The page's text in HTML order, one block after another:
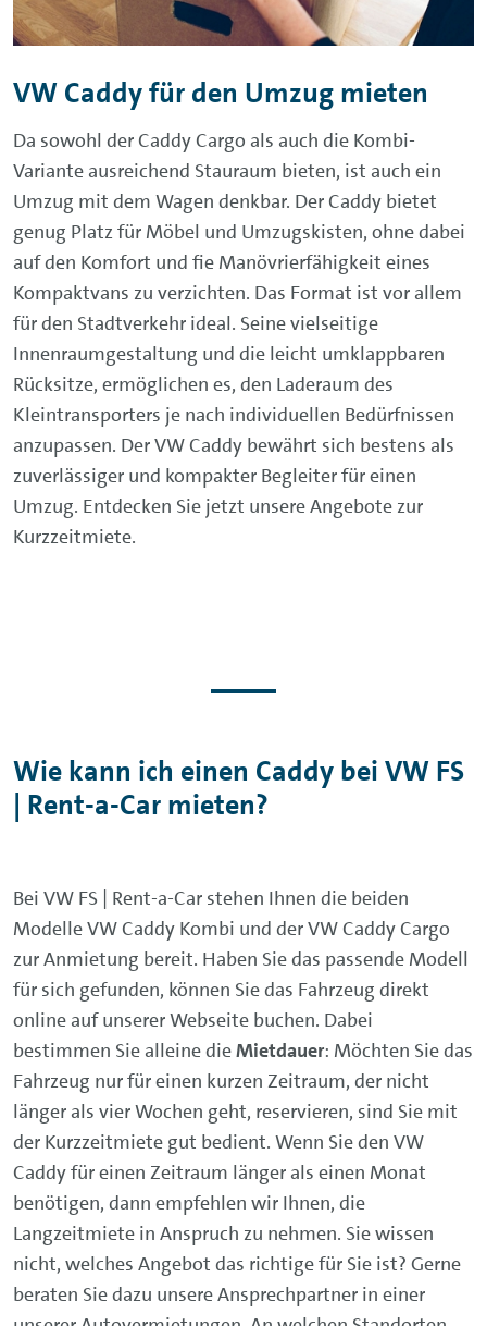
VW Caddy für den Umzug mieten
Da sowohl der Caddy Cargo als auch die Kombi-
Variante ausreichend Stauraum bieten, ist auch ein
Umzug mit dem Wagen denkbar. Der Caddy bietet
genug Platz für Möbel und Umzugskisten, ohne dabei
auf den Komfort und fie Manövrierfähigkeit eines
Kompaktvans zu verzichten. Das Format ist vor allem
für den Stadtverkehr ideal. Seine vielseitige
Innenraumgestaltung und die leicht umklappbaren
Rücksitze, ermöglichen es, den Laderaum des
Kleintransporters je nach individuellen Bedürfnissen
anzupassen. Der VW Caddy bewährt sich bestens als
zuverlässiger und kompakter Begleiter für einen
Umzug. Entdecken Sie jetzt unsere Angebote zur
Kurzzeitmiete.
Wie kann ich einen Caddy bei VW FS
| Rent-a-Car mieten?
Bei VW FS | Rent-a-Car stehen Ihnen die beiden
Modelle VW Caddy Kombi und der VW Caddy Cargo
zur Anmietung bereit. Haben Sie das passende Modell
für sich gefunden, können Sie das Fahrzeug direkt
online auf unserer Webseite buchen. Dabei
bestimmen Sie alleine dieMietdauer: Möchten Sie das
Fahrzeug nur für einen kurzen Zeitraum, der nicht
länger als vier Wochen geht, reservieren, sind Sie mit
der Kurzzeitmiete gut bedient. Wenn Sie den VW
Caddy für einen Zeitraum länger als einen Monat
benötigen, dann empfehlen wir Ihnen, die
Langzeitmiete in Anspruch zu nehmen. Sie wissen
nicht, welches Angebot das richtige für Sie ist? Gerne
beraten Sie dazu unsere Ansprechpartner in einer